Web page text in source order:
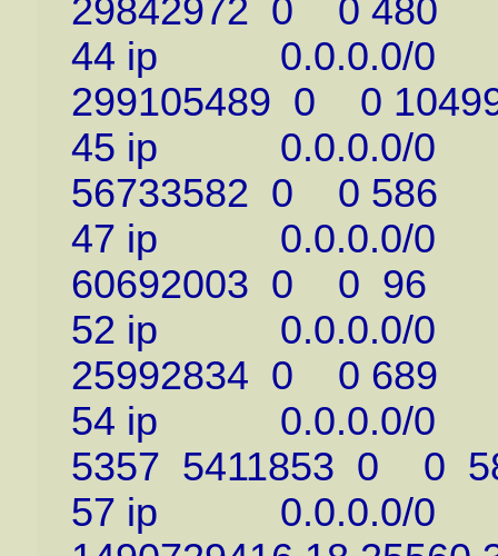
29842972 0 0 480
44 ip 0.0.0.0/0
299105489 0 0
45 ip 0.0.0.0/0
56733582 0 0 586
47 ip 0.0.0.0/0
60692003 0 0 96
52 ip 0.0.0.0/0
25992834 0 0 689
54 ip 0.0.0.0/0
5357 5411853 0 0
57 ip 0.0.0.0/0